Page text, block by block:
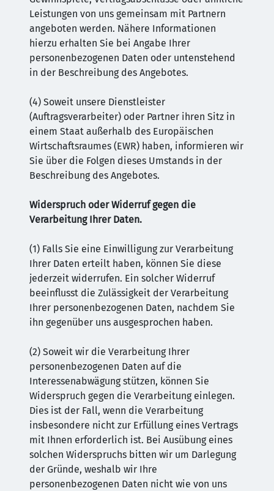
Leistungen von uns gemeinsam mit Partnern
angeboten werden. Nähere Informationen
hierzu erhalten Sie bei Angabe Ihrer
personenbezogenen Daten oder untenstehend
in der Beschreibung des Angebotes.
(4) Soweit unsere Dienstleister
(Auftragsverarbeiter) oder Partner ihren Sitz in
einem Staat außerhalb des Europäischen
Wirtschaftsraumes (EWR) haben, informieren wir
Sie über die Folgen dieses Umstands in der
Beschreibung des Angebotes.
Widerspruch oder Widerruf gegen die
Verarbeitung Ihrer Daten.
(1) Falls Sie eine Einwilligung zur Verarbeitung
Ihrer Daten erteilt haben, können Sie diese
jederzeit widerrufen. Ein solcher Widerruf
beeinflusst die Zulässigkeit der Verarbeitung
Ihrer personenbezogenen Daten, nachdem Sie
ihn gegenüber uns ausgesprochen haben.
(2) Soweit wir die Verarbeitung Ihrer
personenbezogenen Daten auf die
Interessenabwägung stützen, können Sie
Widerspruch gegen die Verarbeitung einlegen.
Dies ist der Fall, wenn die Verarbeitung
insbesondere nicht zur Erfüllung eines Vertrags
mit Ihnen erforderlich ist. Bei Ausübung eines
solchen Widerspruchs bitten wir um Darlegung
der Gründe, weshalb wir Ihre
personenbezogenen Daten nicht wie von uns